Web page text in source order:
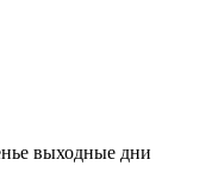
выходные дни